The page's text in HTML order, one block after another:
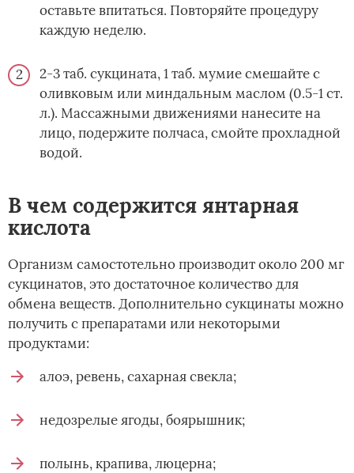
оставьте впитаться. Повторяйте процедуру
каждую неделю.
2-3 таб. сукцината, 1 таб. мумие смешайте с
оливковым или миндальным маслом (0.5-1 ст.
л.). Массажными движениями нанесите на
лицо, подержите полчаса, смойте прохладной
водой.
В чем содержится янтарная
кислота
Организм самостотельно производит около 200 мг
сукцинатов, это достаточное количество для
обмена веществ. Дополнительно сукцинаты можно
получить с препаратами или некоторыми
продуктами:
алоэ, ревень, сахарная свекла;
недозрелые ягоды, боярышник;
полынь, крапива, люцерна;